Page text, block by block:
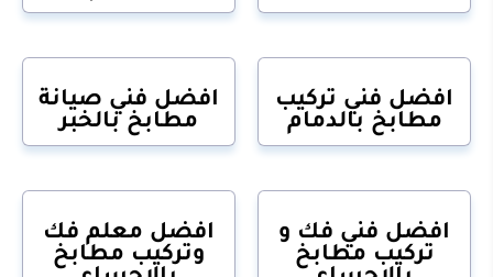
افضل فني تركيب
مطابخ بالدمام
افضل فني صيانة
مطابخ بالخبر
افضل فني فك و
تركيب مطابخ
افضل معلم فك
وتركيب مطابخ